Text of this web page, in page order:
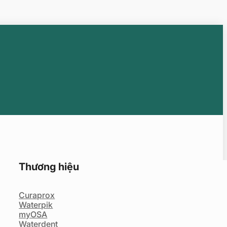
Thương hiệu
Curaprox
Waterpik
myOSA
Waterdent